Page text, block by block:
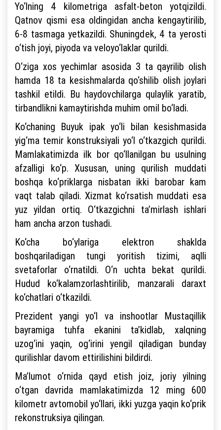
Yo‘lning 4 kilometriga asfalt-beton yotqizildi.
Qatnov qismi esa oldingidan ancha kengaytirilib,
6-8 tasmaga yetkazildi. Shuningdek, 4 ta yerosti
o‘tish joyi, piyoda va veloyo‘laklar qurildi.
O‘ziga xos yechimlar asosida 3 ta qayrilib olish
hamda 18 ta kesishmalarda qo‘shilib olish joylari
tashkil etildi. Bu haydovchilarga qulaylik yaratib,
tirbandlikni kamaytirishda muhim omil bo‘ladi.
Ko‘chaning Buyuk ipak yo‘li bilan kesishmasida
yig‘ma temir konstruksiyali yo‘l o‘tkazgich qurildi.
Mamlakatimizda ilk bor qo‘llanilgan bu usulning
afzalligi ko‘p. Xususan, uning qurilish muddati
boshqa ko‘priklarga nisbatan ikki barobar kam
vaqt talab qiladi. Xizmat ko‘rsatish muddati esa
yuz yildan ortiq. O‘tkazgichni ta’mirlash ishlari
ham ancha arzon tushadi.
Ko‘cha bo‘ylariga elektron shaklda
boshqariladigan tungi yoritish tizimi, aqlli
svetaforlar o‘rnatildi. O‘n uchta bekat qurildi.
Hudud ko‘kalamzorlashtirilib, manzarali daraxt
ko‘chatlari o‘tkazildi.
Prezident yangi yo‘l va inshootlar Mustaqillik
bayramiga tuhfa ekanini ta’kidlab, xalqning
uzog‘ini yaqin, og‘irini yengil qiladigan bunday
qurilishlar davom ettirilishini bildirdi.
Ma’lumot o‘rnida qayd etish joiz, joriy yilning
o‘tgan davrida mamlakatimizda 12 ming 600
kilometr avtomobil yo‘llari, ikki yuzga yaqin ko‘prik
rekonstruksiya qilingan.